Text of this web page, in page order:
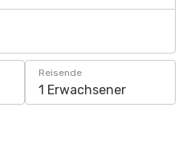
Reisende
1 Erwachsener